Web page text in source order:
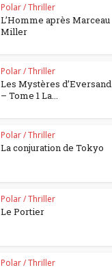
Polar / Thriller
L’Homme après Marceau
Miller
Polar / Thriller
Les Mystères d’Eversand
– Tome 1 La...
Polar / Thriller
La conjuration de Tokyo
Polar / Thriller
Le Portier
Polar / Thriller